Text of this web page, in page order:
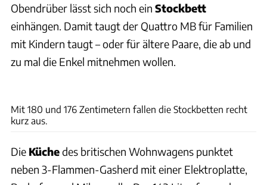
Obendrüber lässt sich noch ein Stockbett
einhängen. Damit taugt der Quattro MB für Familien
mit Kindern taugt – oder für ältere Paare, die ab und
zu mal die Enkel mitnehmen wollen.
Mit 180 und 176 Zentimetern fallen die Stockbetten recht
kurz aus.
Die Küchedes britischen Wohnwagens punktet
neben 3-Flammen-Gasherd mit einer Elektroplatte,